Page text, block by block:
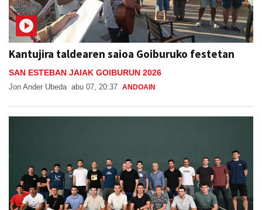
Kantujira taldearen saioa Goiburuko festetan
SAN ESTEBAN JAIAK GOIBURUN 2026
Jon Ander Ubeda abu 07, 20:37 ANDOAIN